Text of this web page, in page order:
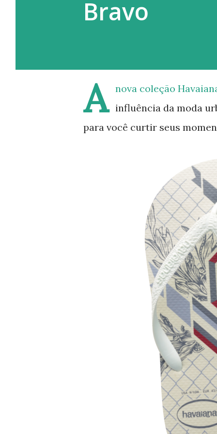
Bravo
A
nova coleção
influência da moda
para você curtir seus